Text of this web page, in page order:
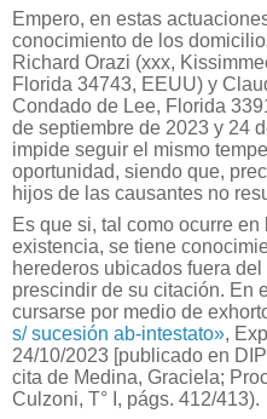
Empero, en estas
conocimiento de los
Richard Orazi (xxx,
Florida 34743, EEUU) y
Condado de Lee, Florida
de septiembre de 2023 y 24
impide seguir el mismo
oportunidad, siendo que,
hijos de las causantes no
Es que si, tal como ocurre
existencia, se tiene
herederos ubicados fuera
prescindir de su citación. En
cursarse por medio de
s/ sucesión ab-intestato»,
24/10/2023 [publicado en
cita de Medina, Graciela;
Culzoni, T° I, págs. 412/413).